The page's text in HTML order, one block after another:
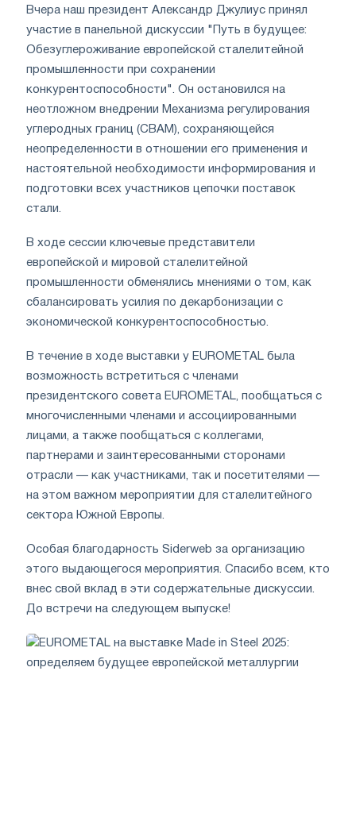
Вчера наш президент Александр Джулиус принял
участие в панельной дискуссии "Путь в будущее:
Обезуглероживание европейской сталелитейной
промышленности при сохранении
конкурентоспособности". Он остановился на
неотложном внедрении Механизма регулирования
углеродных границ (CBAM), сохраняющейся
неопределенности в отношении его применения и
настоятельной необходимости информирования и
подготовки всех участников цепочки поставок
стали.
В ходе сессии ключевые представители
европейской и мировой сталелитейной
промышленности обменялись мнениями о том, как
сбалансировать усилия по декарбонизации с
экономической конкурентоспособностью.
В течение в ходе выставки у EUROMETAL была
возможность встретиться с членами
президентского совета EUROMETAL, пообщаться с
многочисленными членами и ассоциированными
лицами, а также пообщаться с коллегами,
партнерами и заинтересованными сторонами
отрасли — как участниками, так и посетителями —
на этом важном мероприятии для сталелитейного
сектора Южной Европы.
Особая благодарность Siderweb за организацию
этого выдающегося мероприятия. Спасибо всем, кто
внес свой вклад в эти содержательные дискуссии.
До встречи на следующем выпуске!